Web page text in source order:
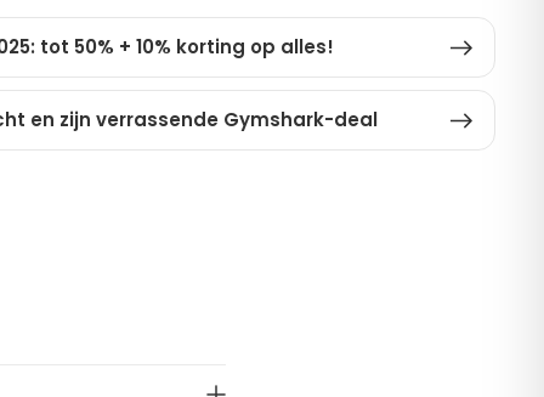
tot 50% + 10% korting op alles!
en zijn verrassende Gymshark-deal